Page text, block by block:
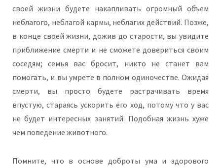
своей жизни будете накапливать огромный объем
неблагого, неблагой кармы, неблагих действий. Позже,
в конце своей жизни, дожив до старости, вы увидите
приближение смерти и не сможете довериться своим
соседям; семья вас бросит, никто не станет вам
помогать, и вы умрете в полном одиночестве. Ожидая
смерти, вы просто будете растрачивать время
впустую, стараясь ускорить его ход, потому что у вас
не будет интересных занятий. Подобная жизнь хуже
чем поведение животного.
Помните, что в основе доброты ума и здорового